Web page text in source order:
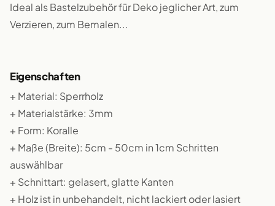
Ideal als Bastelzubehör für Deko jeglicher Art, zum
Verzieren, zum Bemalen...
Eigenschaften
+ Material: Sperrholz
+ Materialstärke: 3mm
+ Form: Koralle
+ Maße (Breite): 5cm - 50cm in 1cm Schritten
auswählbar
+ Schnittart: gelasert, glatte Kanten
+ Holz ist in unbehandelt, nicht lackiert oder lasiert